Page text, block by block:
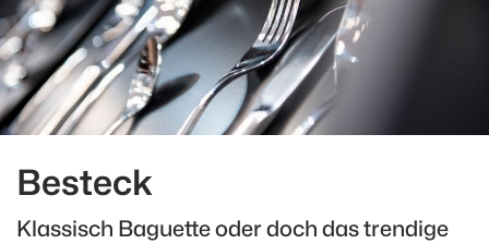
Besteck
Klassisch Baguette oder doch das trendige